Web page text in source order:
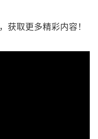
，获取更多精彩内容！